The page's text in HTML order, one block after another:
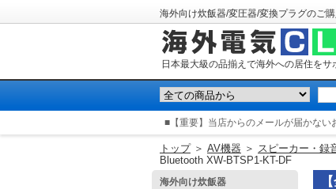
海外向け炊飯器/変圧器/変換プラグのご
日本最大級の品揃えで海外への居住をサ
■【重要】当店からのメールが届かない
トップ＞ AV機器 ＞ スピーカー・録
Bluetooth XW-BTSP1-KT-DF
海外向け炊飯器